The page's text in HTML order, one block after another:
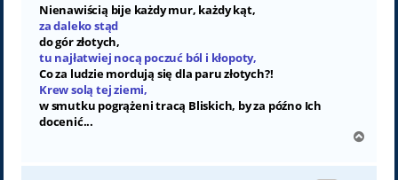
Nienawiścią bije każdy mur, każdy kąt,
za daleko stąd
do gór złotych,
tu najłatwiej nocą poczuć ból i kłopoty,
Co za ludzie mordują się dla paru złotych?!
Krew solą tej ziemi,
w smutku pogrążeni tracą Bliskich, by za późno Ich
docenić...
g